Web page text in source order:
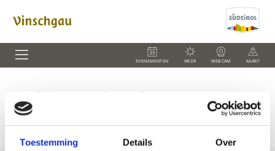
Toestemming Details Over
EVENEMENTEN WEER WEBCAM KAART
Vorlage Vereine Ebene 2